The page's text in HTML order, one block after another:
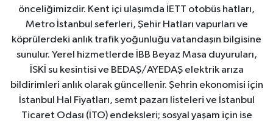
önceliğimizdir. Kent içi ulaşımda İETT otobüs hatları,
Metro İstanbul seferleri, Şehir Hatları vapurları ve
köprülerdeki anlık trafik yoğunluğu vatandaşın bilgisine
sunulur. Yerel hizmetlerde İBB Beyaz Masa duyuruları,
İSKİ su kesintisi ve BEDAŞ/AYEDAŞ elektrik arıza
bildirimleri anlık olarak güncellenir. Şehrin ekonomisi için
İstanbul Hal Fiyatları, semt pazarı listeleri ve İstanbul
Ticaret Odası (İTO) endeksleri; sosyal yaşam için ise